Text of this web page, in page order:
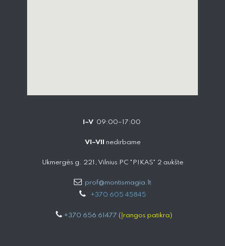
I–V 09:00–17:00
VI–VII nedirbame
Ukmergės g. 221, Vilnius PC "PIKAS" 2 aukšte
prof@montismagia.lt
+370 605 4584​5
+370 656 61477 (Įrangos patikra)